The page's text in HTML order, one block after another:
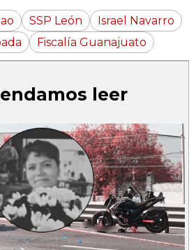
SSP León
Israel Navarro
Fiscalía Guanajuato
leer